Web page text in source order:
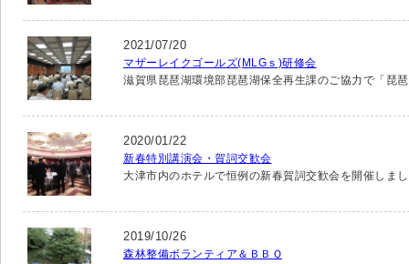
2021/07/20
マザーレイクゴールズ(MLGｓ)研修会
滋賀県琵琶湖環境部琵琶湖保全再生課のご協力で「琵
2020/01/22
新春特別講演会・賀詞交歓会
大津市内のホテルで恒例の新春賀詞交歓会を開催し
2019/10/26
森林整備ボランティア＆ＢＢＱ